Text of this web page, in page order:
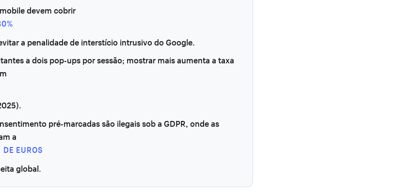
devem cobrir
a penalidade de interstício intrusivo do Google.
a dois pop-ups por sessão; mostrar mais aumenta a taxa
pré-marcadas são ilegais sob a GDPR, onde as
a
EUROS
global.